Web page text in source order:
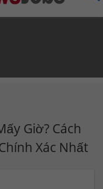
Giờ? Cách
Xác Nhất